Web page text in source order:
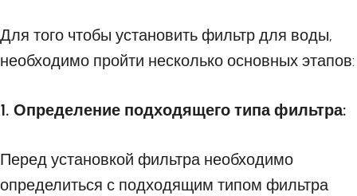
Для того чтобы установить фильтр для воды,
необходимо пройти несколько основных этапов:
1. Определение подходящего типа фильтра:
Перед установкой фильтра необходимо
определиться с подходящим типом фильтра